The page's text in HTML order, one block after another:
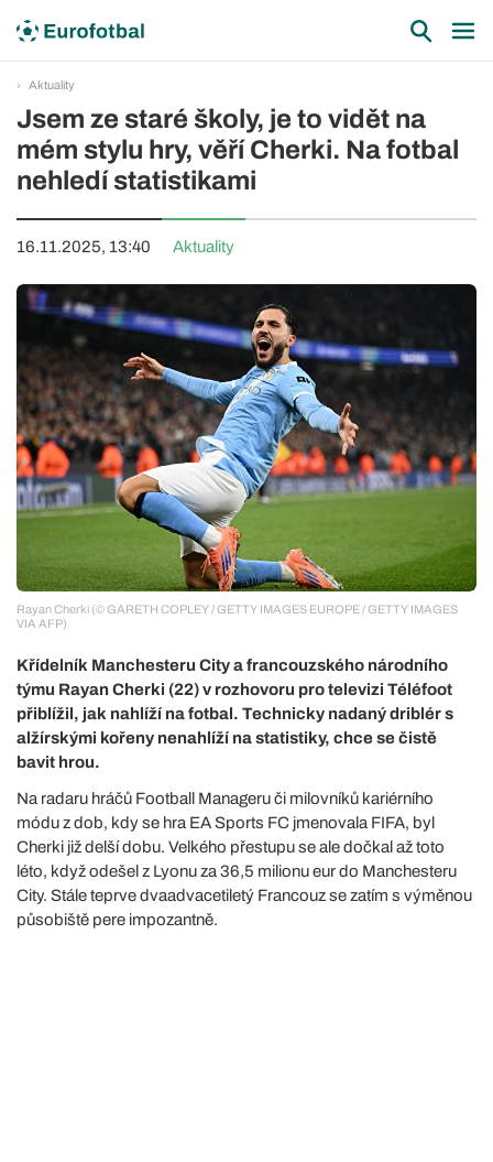
Aktuality
Jsem ze staré školy, je to vidět na
mém stylu hry, věří Cherki. Na fotbal
nehledí statistikami
16.11.2025, 13:40 Aktuality
Rayan Cherki (© GARETH COPLEY / GETTY IMAGES EUROPE / GETTY IMAGES
VIA AFP)
Křídelník Manchesteru City a francouzského národního
týmu Rayan Cherki (22) v rozhovoru pro televizi Téléfoot
přiblížil, jak nahlíží na fotbal. Technicky nadaný driblér s
alžírskými kořeny nenahlíží na statistiky, chce se čistě
bavit hrou.
Na radaru hráčů Football Manageru či milovníků kariérního
módu z dob, kdy se hra EA Sports FC jmenovala FIFA, byl
Cherki již delší dobu. Velkého přestupu se ale dočkal až toto
léto, když odešel z Lyonu za 36,5 milionu eur do Manchesteru
City. Stále teprve dvaadvacetiletý Francouz se zatím s výměnou
působiště pere impozantně.